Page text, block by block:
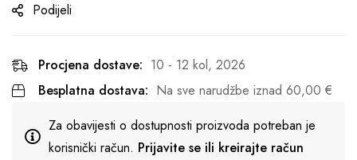
Podijeli
Procjena dostave: 10 - 12 kol, 2026
Besplatna dostava: Na sve narudžbe iznad 60,00 €
Za obavijesti o dostupnosti proizvoda potreban je
korisnički račun. Prijavite se ili kreirajte račun